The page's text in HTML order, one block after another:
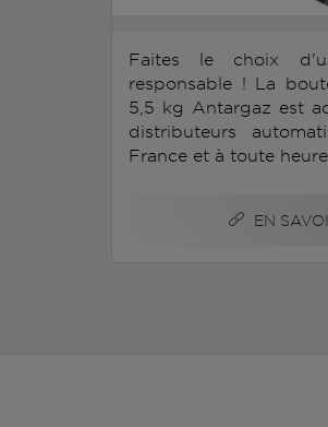
Faites le choix
responsable ! La
5,5 kg Antargaz est
distributeurs
France et à toute heure.
EN